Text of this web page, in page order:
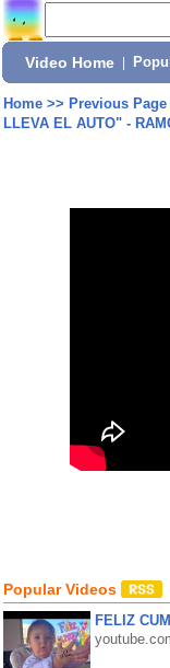
Video Home
Home>> Previous Page
LLEVA EL AUTO" -
Popular Videos
FELIZ